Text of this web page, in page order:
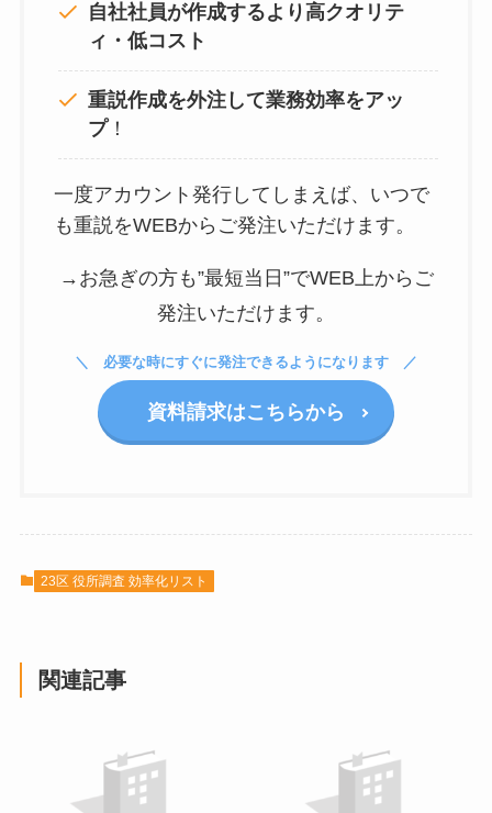
自社社員が作成するより高クオリテ
ィ・低コスト
重説作成を外注して業務効率をアッ
プ！
一度アカウント発行してしまえば、いつで
も重説をWEBからご発注いただけます。
→お急ぎの方も”最短当日”でWEB上からご
発注いただけます。
必要な時にすぐに発注できるようになります
資料請求はこちらから
23区 役所調査 効率化リスト
関連記事